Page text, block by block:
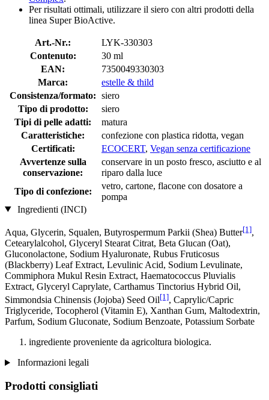
Per risultati ottimali, utilizzare il siero con altri prodotti della
linea Super BioActive.
Art.-Nr.:
LYK-330303
Contenuto:
30 ml
EAN:
7350049330303
Marca:
estelle & thild
Consistenza/formato: siero
Tipo di prodotto:
siero
Tipi di pelle adatti:
matura
Caratteristiche:
confezione con plastica ridotta, vegan
Certificati:
ECOCERT, Vegan senza certificazione
Avvertenze sulla
conservazione:
conservare in un posto fresco, asciutto e al
riparo dalla luce
Tipo di confezione:
vetro, cartone, flacone con dosatore a
pompa
Ingredienti (INCI)
Aqua, Glycerin, Squalen, Butyrospermum Parkii (Shea) Butter[1],
Cetearylalcohol, Glyceryl Stearat Citrat, Beta Glucan (Oat),
Gluconolactone, Sodium Hyaluronate, Rubus Fruticosus
(Blackberry) Leaf Extract, Levulinic Acid, Sodium Levulinate,
Commiphora Mukul Resin Extract, Haematococcus Pluvialis
Extract, Glyceryl Caprylate, Carthamus Tinctorius Hybrid Oil,
Simmondsia Chinensis (Jojoba) Seed Oil[1], Caprylic/Capric
Triglyceride, Tocopherol (Vitamin E), Xanthan Gum, Maltodextrin,
Parfum, Sodium Gluconate, Sodium Benzoate, Potassium Sorbate
ingrediente proveniente da agricoltura biologica.
Informazioni legali
Prodotti consigliati